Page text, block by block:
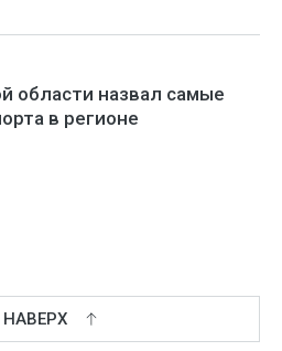
области назвал самые
в регионе
НАВЕРХ